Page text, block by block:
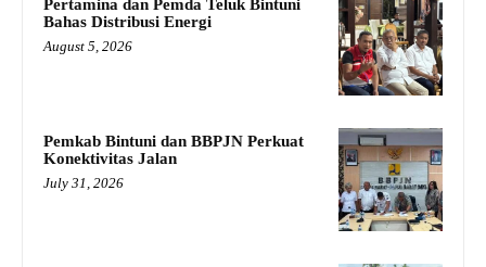
Pertamina dan Pemda Teluk Bintuni
Bahas Distribusi Energi
August 5, 2026
Pemkab Bintuni dan BBPJN Perkuat
Konektivitas Jalan
July 31, 2026